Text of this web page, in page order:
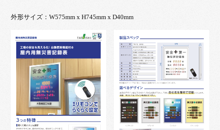
外形サイズ：W575mm x H745mm x D40mm